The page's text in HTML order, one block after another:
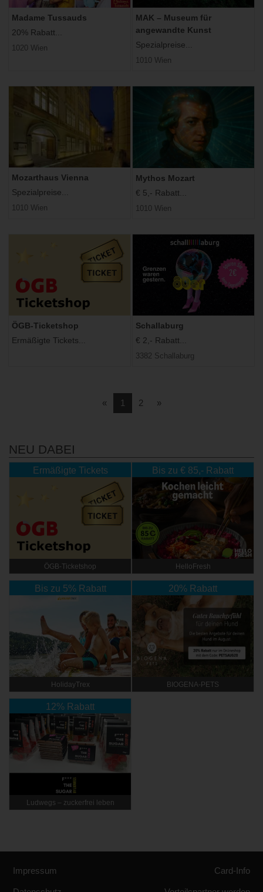
Madame Tussauds
20% Rabatt...
1020 Wien
MAK – Museum für
angewandte Kunst
Spezialpreise...
1010 Wien
Mozarthaus Vienna
Spezialpreise...
1010 Wien
Mythos Mozart
€ 5,- Rabatt...
1010 Wien
ÖGB-Ticketshop
Ermäßigte Tickets...
Schallaburg
€ 2,- Rabatt...
3382 Schallaburg
«Vorherige
1 2 »Nächste
NEU DABEI
Ermäßigte Tickets
ÖGB-Ticketshop
Bis zu € 85,- Rabatt
HelloFresh
Bis zu 5% Rabatt
HolidayTrex
20% Rabatt
BIOGENA-PETS
12% Rabatt
Ludwegs – zuckerfrei leben
Impressum Card-Info